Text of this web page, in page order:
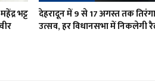
भट्ट
देहरादून में 9 से 17 अगस्त तक तिरंगा
उत्सव, हर विधानसभा में निकलेगी